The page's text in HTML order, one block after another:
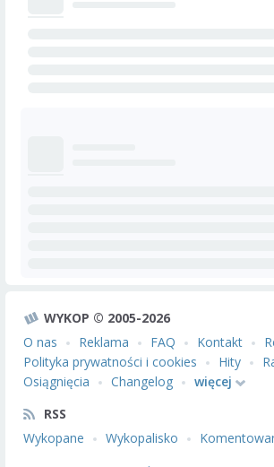
WYKOP © 2005-2026
O nas
Reklama FAQ Kontakt
Polityka prywatności i cookies
Hity
Osiągnięcia
Changelog
więcej
RSS
Wykopane
Wykopalisko